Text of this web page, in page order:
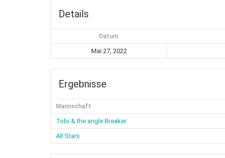
Details
Datum
Mai 27, 2022
Ergebnisse
Mannschaft
Tobi & the angle Breaker
All Stars